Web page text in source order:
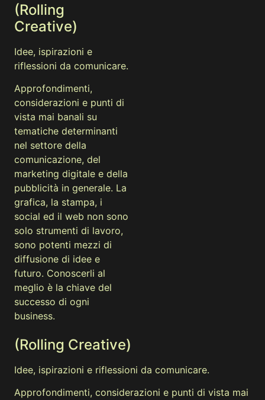
(Rolling
Creative)
Idee, ispirazioni e
riflessioni da comunicare.
Approfondimenti,
considerazioni e punti di
vista mai banali su
tematiche determinanti
nel settore della
comunicazione, del
marketing digitale e della
pubblicità in generale. La
grafica, la stampa, i
social ed il web non sono
solo strumenti di lavoro,
sono potenti mezzi di
diffusione di idee e
futuro. Conoscerli al
meglio è la chiave del
successo di ogni
business.
(Rolling Creative)
Idee, ispirazioni e riflessioni da comunicare.
Approfondimenti, considerazioni e punti di vista mai